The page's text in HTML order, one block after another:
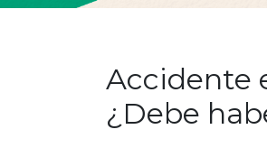
Accidente
¿Debe